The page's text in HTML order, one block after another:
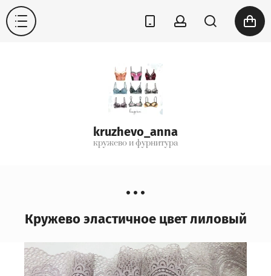
kruzhevo_anna
кружево и фурнитура
Кружево эластичное цвет лиловый